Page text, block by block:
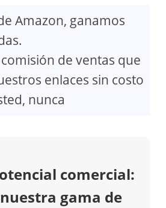
V
i
d
o
Amazon, ganamos
de ventas que
enlaces sin costo
nunca
comercial:
gama de